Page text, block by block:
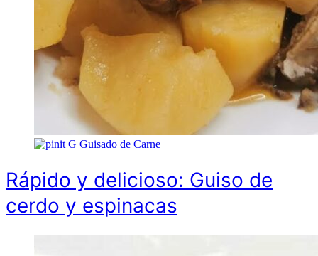
G Guisado de Carne
Rápido y delicioso: Guiso de
cerdo y espinacas